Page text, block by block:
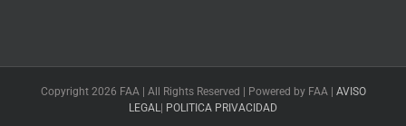
Copyright 2026 FAA | All Rights Reserved | Powered by FAA | AVISO
LEGAL | POLITICA PRIVACIDAD